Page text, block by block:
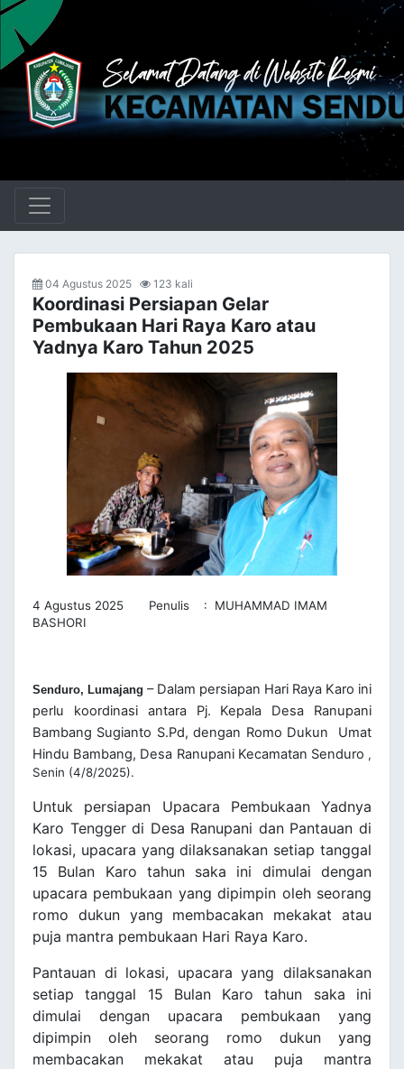
04 Agustus 2025 123 kali
Koordinasi Persiapan Gelar
Pembukaan Hari Raya Karo atau
Yadnya Karo Tahun 2025
4 Agustus 2025 Penulis : MUHAMMAD IMAM
BASHORI
Senduro, Lumajang – Dalam persiapan Hari Raya Karo ini
perlu koordinasi antara Pj. Kepala Desa Ranupani
Bambang Sugianto S.Pd, dengan Romo Dukun Umat
Hindu Bambang, Desa Ranupani Kecamatan Senduro ,
Senin (4/8/2025).
Untuk persiapan Upacara Pembukaan Yadnya
Karo Tengger di Desa Ranupani dan Pantauan di
lokasi, upacara yang dilaksanakan setiap tanggal
15 Bulan Karo tahun saka ini dimulai dengan
upacara pembukaan yang dipimpin oleh seorang
romo dukun yang membacakan mekakat atau
puja mantra pembukaan Hari Raya Karo.
Pantauan di lokasi, upacara yang dilaksanakan
setiap tanggal 15 Bulan Karo tahun saka ini
dimulai dengan upacara pembukaan yang
dipimpin oleh seorang romo dukun yang
membacakan mekakat atau puja mantra